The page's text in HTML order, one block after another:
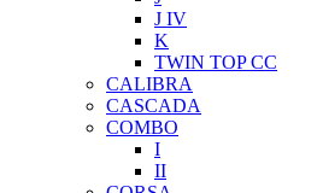
J IV
K
TWIN TOP CC
CALIBRA
CASCADA
COMBO
I
II